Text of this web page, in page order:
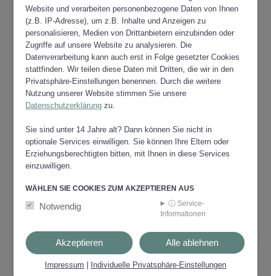
Voitsberg das Doppelpatrozinium St. Michael
und St. Josef.
Im August 1480 fielen die Tür­ken – über die
Pack kommend ­im Bezirk ein und durchzogen
mordend und plündernd das Land. Die
befestigte Stadt Voitsberg konnten sie nicht ein­
nehmen, aber in der Umgebung richteten sie
schwere Schäden an. (So brannte zum Beispiel
aber der Drangsale noch nicht genug - nach den
Türken kamen die Ungarn,
Heuschreckenschwär­me fielen ins Land ein und
auch die Pest meldete sich an vielen Orten.Im
Bevöl­kerungskreisen der Steiermark großen
Anklang. Auch die Voitsberger Bürgerschaft wur­
de protestantisch. Sie wählten sich ihren Pfarrer,
errichteten eine „‚Lateinschule" (eine Art von
Gymnasium) und hielten in der Michaelerkirche
Gottes­dienste nach dem neuen Ritus. Im April
des Jahres 1600 rückte Bischof Martin Brenner
Website und verarbeiten personenbezogene Daten von Ihnen
(z.B. IP-Adresse), um z.B. Inhalte und Anzeigen zu
personalisieren, Medien von Drittanbietern einzubinden oder
Zugriffe auf unsere Website zu analysieren. Die
Datenverarbeitung kann auch erst in Folge gesetzter Cookies
stattfinden. Wir teilen diese Daten mit Dritten, die wir in den
Privatsphäre-Einstellungen benennen. Durch die weitere
Nutzung unserer Website stimmen Sie unsere
Datenschutzerklärung zu.
Sie sind unter 14 Jahre alt? Dann können Sie nicht in
optionale Services einwilligen. Sie können Ihre Eltern oder
Erziehungsberechtigten bitten, mit Ihnen in diese Services
einzuwilligen.
WÄHLEN SIE COOKIES ZUM AKZEPTIEREN AUS
Notwendig
ⓘ Service-
Informationen
Akzeptieren Alle ablehnen
Impressum Individuelle Privatsphäre-Einstellungen